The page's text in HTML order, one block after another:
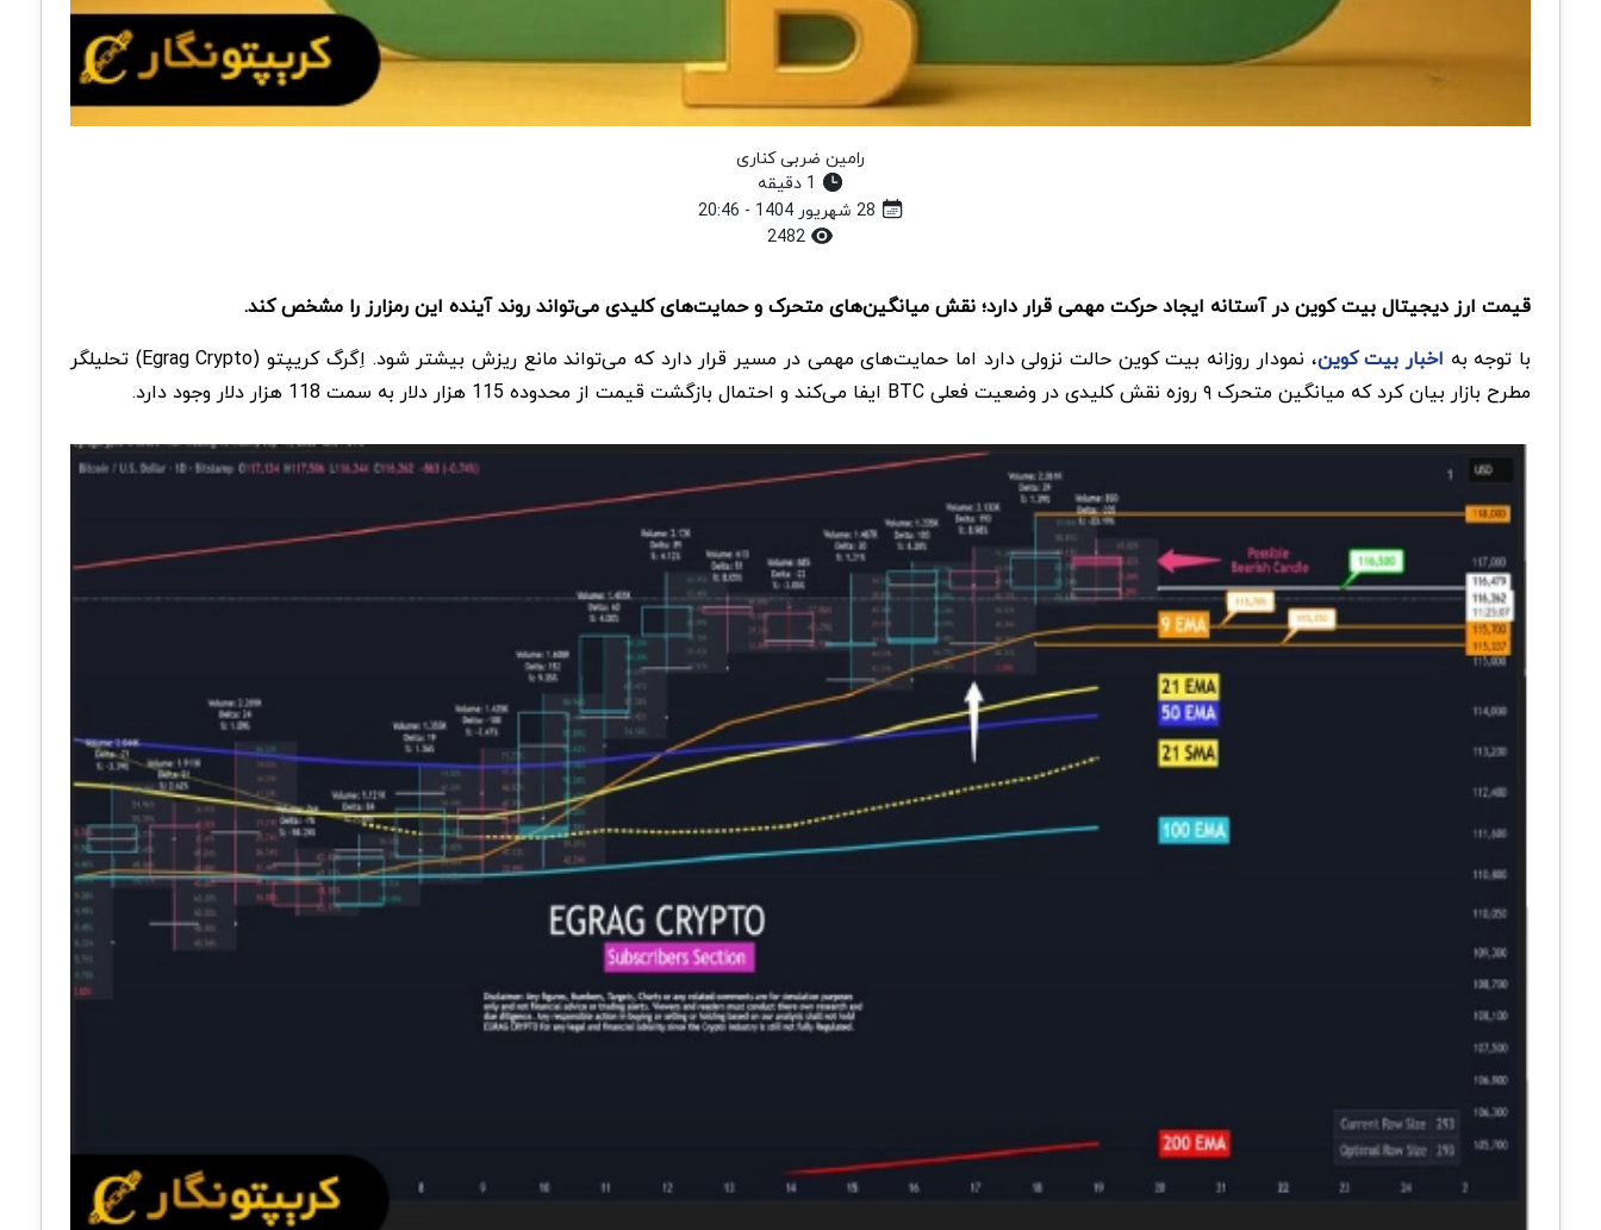
رامین ضربی کناری
قیمت ارز دیجیتال بیت کوین در آستانه ایجاد حرکت مهمی قرار دارد؛ نقش میانگین‌های متحرک و حمایت‌های کلیدی می‌تواند روند آینده این رمزارز را مشخص کند.
با توجه به اخبار بیت کوین، نمودار روزانه بیت کوین حالت نزولی دارد اما حمایت‌های مهمی در مسیر قرار دارد که می‌تواند مانع ریزش بیشتر شود. اِگرگ کریپتو (Egrag Crypto) تحلیلگر
مطرح بازار بیان کرد که میانگین متحرک ۹ روزه نقش کلیدی در وضعیت فعلی BTC ایفا می‌کند و احتمال بازگشت قیمت از محدوده 115 هزار دلار به سمت 118 هزار دلار وجود دارد.